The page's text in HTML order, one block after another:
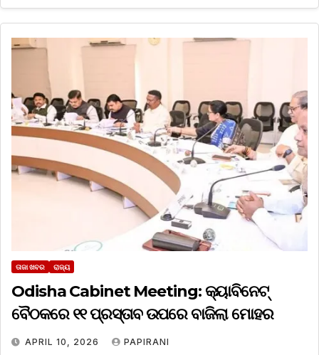
ତାଜା ଖବର ରାଜ୍ୟ
Odisha Cabinet Meeting: କ୍ୟାବିନେଟ୍
ବୈଠକରେ ୧୧ ପ୍ରସ୍ତାବ ଉପରେ ବାଜିଲା ମୋହର
APRIL 10, 2026 PAPIRANI